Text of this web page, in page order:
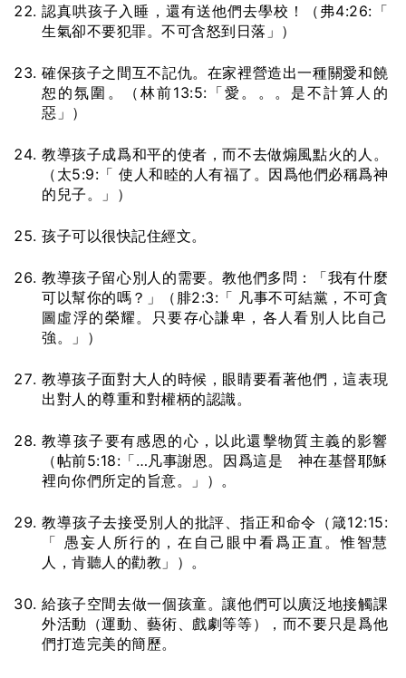
認真哄孩子入睡，還有送他們去學校！（弗4:26:「
生氣卻不要犯罪。不可含怒到日落」）
確保孩子之間互不記仇。在家裡營造出一種關愛和饒
恕的氛圍。（林前13:5:「愛。。。是不計算人的
惡」）
教導孩子成爲和平的使者，而不去做煽風點火的人。
（太5:9:「 使人和睦的人有福了。因爲他們必稱爲神
的兒子。」）
孩子可以很快記住經文。
教導孩子留心別人的需要。教他們多問：「我有什麼
可以幫你的嗎？」（腓2:3:「 凡事不可結黨，不可貪
圖虛浮的榮耀。只要存心謙卑，各人看別人比自己
強。」）
教導孩子面對大人的時候，眼睛要看著他們，這表現
出對人的尊重和對權柄的認識。
教導孩子要有感恩的心，以此還擊物質主義的影響
（帖前5:18:「…凡事謝恩。因爲這是 神在基督耶穌
裡向你們所定的旨意。」）。
教導孩子去接受別人的批評、指正和命令（箴12:15:
「 愚妄人所行的，在自己眼中看爲正直。惟智慧
人，肯聽人的勸教」）。
給孩子空間去做一個孩童。讓他們可以廣泛地接觸課
外活動（運動、藝術、戲劇等等），而不要只是爲他
們打造完美的簡歷。